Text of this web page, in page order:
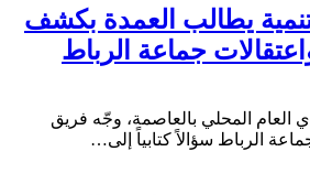
يطالب العمدة بكشف
جماعة الرباط
العام المحلي بالعاصمة، وجّه فريق
الرباط سؤالاً كتابياً إلى…